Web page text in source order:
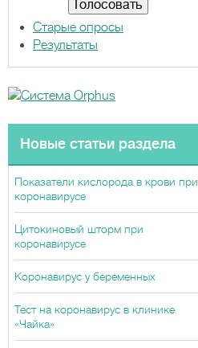
Старые опросы
Результаты
Новые статьи раздела
Показатели кислорода в крови при
коронавирусе
Цитокиновый шторм при
коронавирусе
Коронавирус у беременных
Тест на коронавирус в клинике
«Чайка»